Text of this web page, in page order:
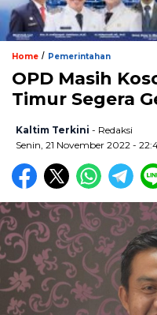
Home / Pemerintahan
OPD Masih
Timur Segera
Kaltim Terkini - Redaksi
Senin, 21 November 2022 -